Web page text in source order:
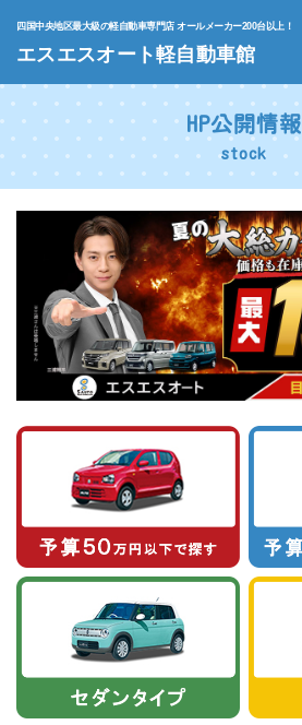
四国中央地区最大級の軽自動車専門店 オールメーカー200台以上！
エスエスオート軽自動車館
HP公開情報
stock